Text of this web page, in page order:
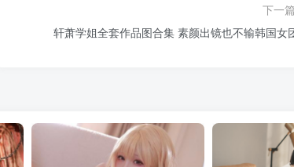
下一
轩萧学姐全套作品图合集 素颜出镜也不输韩国女